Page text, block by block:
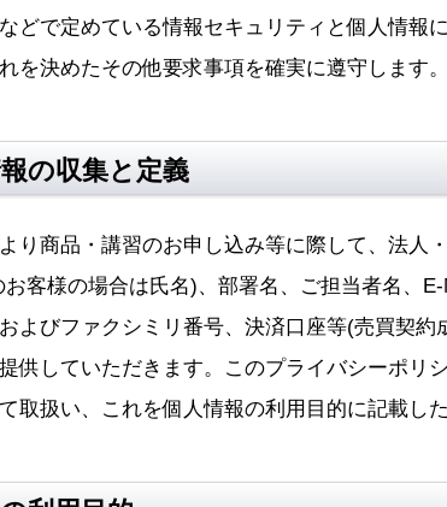
どで定めている情報セキュリティと個人情報
を決めたその他要求事項を確実に遵守します。
の収集と定義
り商品・講習のお申し込み等に際して、法人
客様の場合は氏名)、部署名、ご担当者名、
よびファクシミリ番号、決済口座等(売買契約
供していただきます。このプライバシーポリ
取扱い、これを個人情報の利用目的に記載し